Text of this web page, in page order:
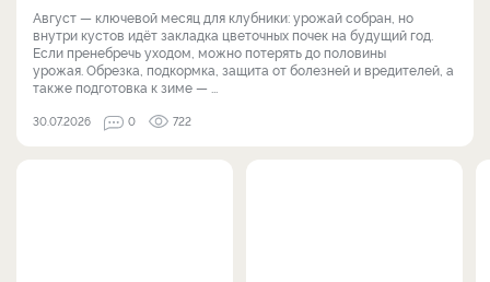
Август — ключевой месяц для клубники: урожай собран, но
внутри кустов идёт закладка цветочных почек на будущий год.
Если пренебречь уходом, можно потерять до половины
урожая. Обрезка, подкормка, защита от болезней и вредителей, а
также подготовка к зиме — ...
30.07.2026 0 722